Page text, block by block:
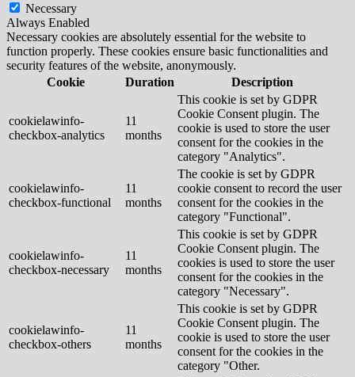
Necessary
Always Enabled
Necessary cookies are absolutely essential for the website to
function properly. These cookies ensure basic functionalities and
security features of the website, anonymously.
Cookie
Duration Description
cookielawinfo-
checkbox-analytics
11
months
This cookie is set by GDPR
Cookie Consent plugin. The
cookie is used to store the user
consent for the cookies in the
category "Analytics".
cookielawinfo-
checkbox-functional
11
months
The cookie is set by GDPR
cookie consent to record the user
consent for the cookies in the
category "Functional".
cookielawinfo-
checkbox-necessary
11
months
This cookie is set by GDPR
Cookie Consent plugin. The
cookies is used to store the user
consent for the cookies in the
category "Necessary".
cookielawinfo-
checkbox-others
11
months
This cookie is set by GDPR
Cookie Consent plugin. The
cookie is used to store the user
consent for the cookies in the
category "Other.